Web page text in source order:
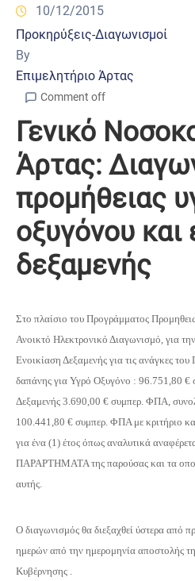
10/12/2015
Προκηρύξεις-Διαγωνισμοί
By
Επιμελητήριο Άρτας
Comment off
Γενικό
Άρτας:
προμήθειας
οξυγόνου και
δεξαμενής
Στο πλαίσιο του Προγράμματος
Ανοικτό Ηλεκτρονικό Διαγωνισμό, για
Ενοικίαση Δεξαμενής για τις ανάγκες
δαπάνης για Υγρό Οξυγόνο : 96.751,80 €
Δεξαμενής 3.690,00 € συμπερ. ΦΠΑ,
100.441,80 € συμπερ. ΦΠΑ με κριτήριο
για ένα (1) έτος όπως αναλυτικά
ΠΑΡΑΡΤΗΜΑΤΑ της παρούσας και τα
αυτής.
O διαγωνισμός θα διεξαχθεί ύστερα από
ημερών από την ημερομηνία αποστολής
Κυβέρνησης .